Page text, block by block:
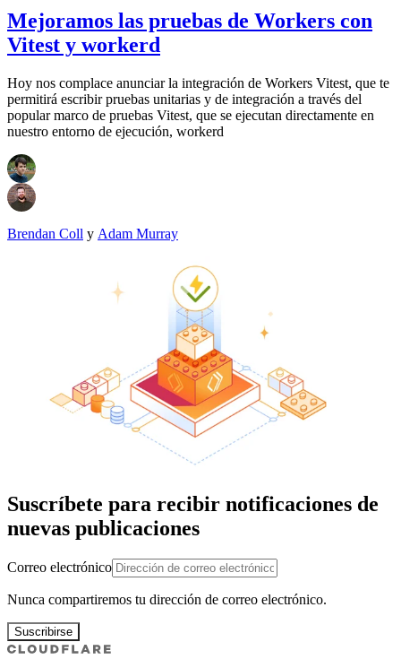
Mejoramos las pruebas de Workers con
Vitest y workerd
Hoy nos complace anunciar la integración de Workers Vitest, que te
permitirá escribir pruebas unitarias y de integración a través del
popular marco de pruebas Vitest, que se ejecutan directamente en
nuestro entorno de ejecución, workerd
Brendan Coll y Adam Murray
Suscríbete para recibir notificaciones de
nuevas publicaciones
Correo electrónico
Nunca compartiremos tu dirección de correo electrónico.
Suscribirse